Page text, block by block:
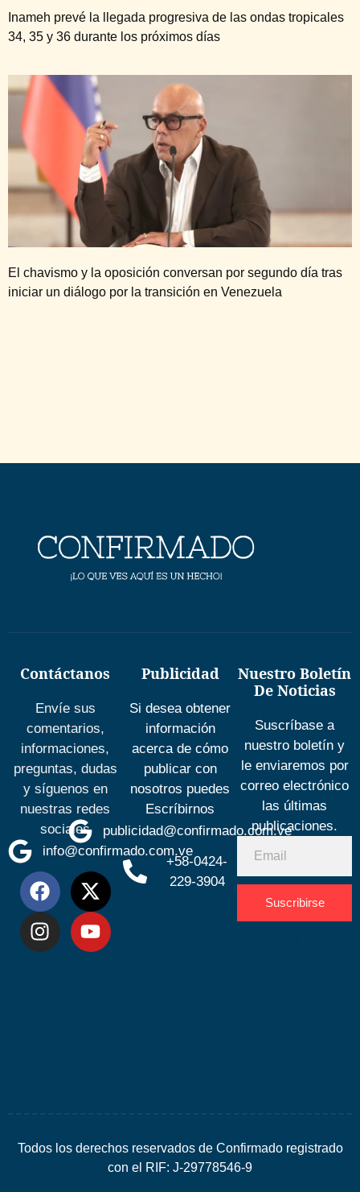
Inameh prevé la llegada progresiva de las ondas tropicales
34, 35 y 36 durante los próximos días
El chavismo y la oposición conversan por segundo día tras
iniciar un diálogo por la transición en Venezuela
Contáctanos
Envíe sus
comentarios,
informaciones,
preguntas, dudas
y síguenos en
nuestras redes
sociales
info@confirmado.com.ve
Publicidad
Si desea obtener
información
acerca de cómo
publicar con
nosotros puedes
Escríbirnos
publicidad@confirmado.com.ve
+58-0424-
229-3904
Nuestro Boletín
De Noticias
Suscríbase a
nuestro boletín y
le enviaremos por
correo electrónico
las últimas
publicaciones.
Suscribirse
Todos los derechos reservados de Confirmado registrado
con el RIF: J-29778546-9